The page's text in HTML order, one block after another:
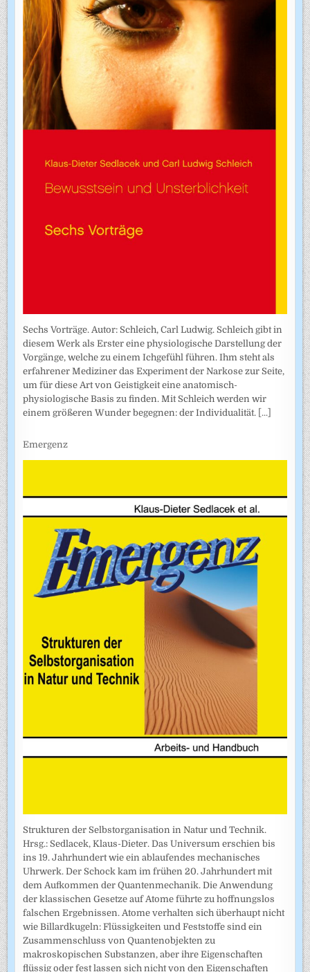
Sechs Vorträge. Autor: Schleich, Carl Ludwig. Schleich gibt in
diesem Werk als Erster eine physiologische Darstellung der
Vorgänge, welche zu einem Ichgefühl führen. Ihm steht als
erfahrener Mediziner das Experiment der Narkose zur Seite,
um für diese Art von Geistigkeit eine anatomisch-
physiologische Basis zu finden. Mit Schleich werden wir
einem größeren Wunder begegnen: der Individualität. [...]
Emergenz
Strukturen der Selbstorganisation in Natur und Technik.
Hrsg.: Sedlacek, Klaus-Dieter. Das Universum erschien bis
ins 19. Jahrhundert wie ein ablaufendes mechanisches
Uhrwerk. Der Schock kam im frühen 20. Jahrhundert mit
dem Aufkommen der Quantenmechanik. Die Anwendung
der klassischen Gesetze auf Atome führte zu hoffnungslos
falschen Ergebnissen. Atome verhalten sich überhaupt nicht
wie Billardkugeln: Flüssigkeiten und Feststoffe sind ein
Zusammenschluss von Quantenobjekten zu
makroskopischen Substanzen, aber ihre Eigenschaften
flüssig oder fest lassen sich nicht von den Eigenschaften